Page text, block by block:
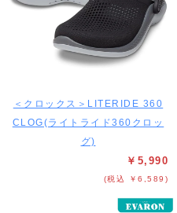
＜クロックス＞LITERIDE 360
CLOG(ライトライド360クロッ
グ)
￥5,990
(税込 ￥6,589)